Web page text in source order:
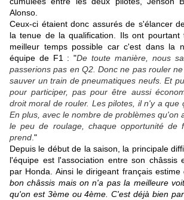
Alonso.
Ceux-ci étaient donc assurés de s'élancer
la tenue de la qualification. Ils ont pourtant
meilleur temps possible car c'est dans la
équipe de F1 : "De toute manière, nous
passerions pas en Q2. Donc ne pas rouler
sauver un train de pneumatiques neufs. Et
pour participer, pas pour être aussi
droit moral de rouler. Les pilotes, il n'y a que
En plus, avec le nombre de problèmes qu'on
le peu de roulage, chaque opportunité de
prend "
Depuis le début de la saison, la principale
l'équipe est l'association entre son châssis
par Honda. Ainsi le dirigeant français
bon châssis mais on n'a pas la meilleure
qu'on est 3ème ou 4ème. C'est déjà bien